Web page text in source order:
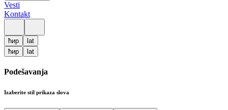
Vesti
Kontakt
ћир
lat
ћир
lat
Podešavanja
Izaberite stil prikaza slova